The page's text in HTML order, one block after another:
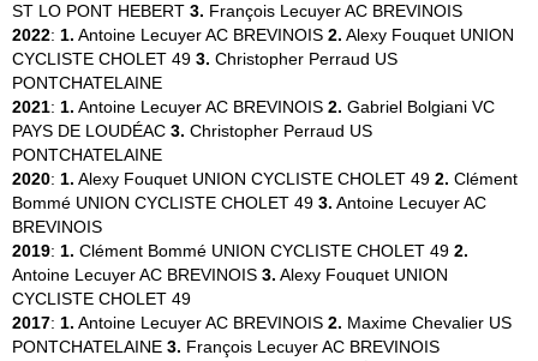
ST LO PONT HEBERT 3. François LecuyerAC BREVINOIS
2022: 1. Antoine LecuyerAC BREVINOIS 2. Alexy Fouquet UNION
CYCLISTE CHOLET 49 3. Christopher Perraud US
PONTCHATELAINE
2021: 1. Antoine LecuyerAC BREVINOIS 2. Gabriel Bolgiani VC
PAYS DE LOUDÉAC 3. Christopher Perraud US
PONTCHATELAINE
2020: 1. Alexy Fouquet UNION CYCLISTE CHOLET 49 2. Clément
Bommé UNION CYCLISTE CHOLET 49 3. Antoine LecuyerAC
BREVINOIS
2019: 1. Clément Bommé UNION CYCLISTE CHOLET 49 2.
Antoine LecuyerAC BREVINOIS 3. Alexy Fouquet UNION
CYCLISTE CHOLET 49
2017: 1. Antoine LecuyerAC BREVINOIS 2. Maxime Chevalier US
PONTCHATELAINE 3. François LecuyerAC BREVINOIS